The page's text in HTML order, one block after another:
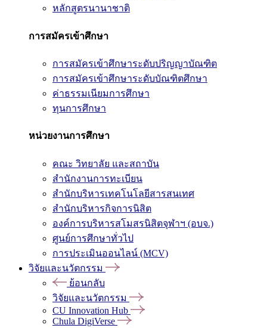
หลักสูตรนานาชาติ
การสมัครเข้าศึกษา
การสมัครเข้าศึกษาระดับปริญญาบัณฑิต
การสมัครเข้าศึกษาระดับบัณฑิตศึกษา
ค่าธรรมเนียมการศึกษา
ทุนการศึกษา
หน่วยงานการศึกษา
คณะ วิทยาลัย และสถาบัน
สำนักงานการทะเบียน
สำนักบริหารเทคโนโลยีสารสนเทศ
สำนักบริหารกิจการนิสิต
องค์การบริหารสโมสรนิสิตจุฬาฯ (อบจ.)
ศูนย์การศึกษาทั่วไป
การประเมินออนไลน์ (MCV)
วิจัยและนวัตกรรม
ย้อนกลับ
วิจัยและนวัตกรรม
CU Innovation Hub
Chula DigiVerse